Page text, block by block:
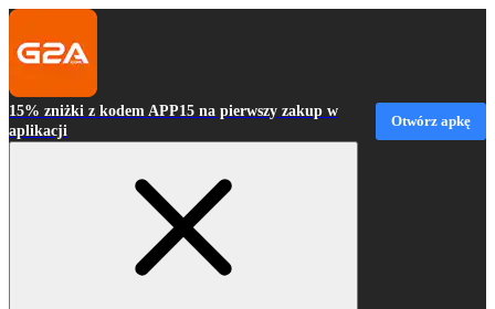
15% zniżki z kodem APP15 na pierwszy zakup w
aplikacji
Otwórz apkę